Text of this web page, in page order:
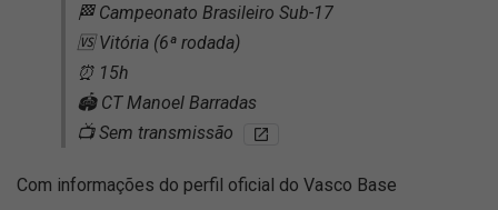
🏁 Campeonato Brasileiro Sub-17
🆚 Vitória (6ª rodada)
⏰ 15h
🏟️ CT Manoel Barradas
📺 Sem transmissão
Com informações do perfil oficial do Vasco Base